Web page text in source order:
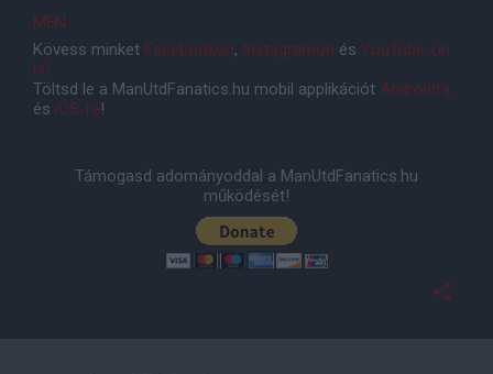
MEN
Kövess minket Facebookon, Instagramon és YouTube-on
is!
Töltsd le a ManUtdFanatics.hu mobil applikációt Androidra
és iOS-re!
Támogasd adományoddal a ManUtdFanatics.hu
működését!